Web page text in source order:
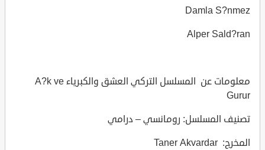
Damla S?nmez
Alper Sald?ran
معلومات عن المسلسل التركي العشق والكبرياء A?k ve
Gurur
تصنيف المسلسل: رومانسي – درامي
المخرج: Taner Akvardar